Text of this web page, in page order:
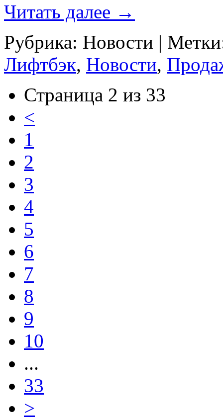
Читать далее →
Рубрика: Новости |
Лифтбэк, Новости,
Страница 2 из 33
<
1
2
3
4
5
6
7
8
9
10
...
33
>